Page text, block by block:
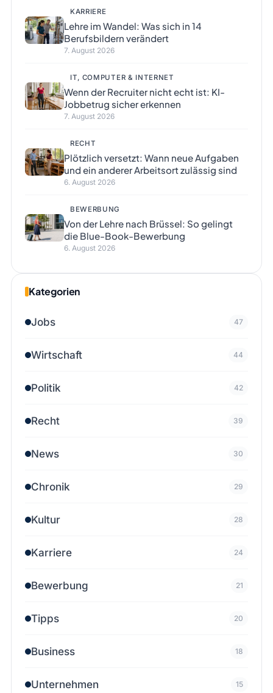
KARRIERE
Lehre im Wandel: Was sich in 14
Berufsbildern verändert
7. August 2026
IT, COMPUTER & INTERNET
Wenn der Recruiter nicht echt ist: KI-
Jobbetrug sicher erkennen
7. August 2026
RECHT
Plötzlich versetzt: Wann neue Aufgaben
und ein anderer Arbeitsort zulässig sind
6. August 2026
BEWERBUNG
Von der Lehre nach Brüssel: So gelingt
die Blue-Book-Bewerbung
6. August 2026
Kategorien
Jobs 47
Wirtschaft 44
Politik 42
Recht 39
News 30
Chronik 29
Kultur 28
Karriere 24
Bewerbung 21
Tipps 20
Business 18
Unternehmen 15